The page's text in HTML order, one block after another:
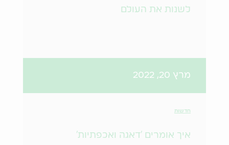
לשנות את העולם
מרץ 20, 2022
חדשות
איך אומרים 'דאגה ואכפתיות'